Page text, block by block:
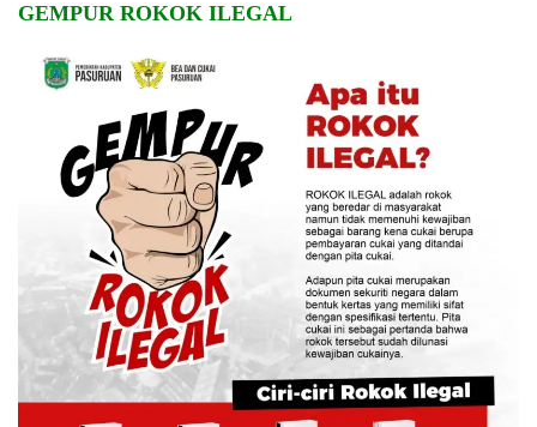
GEMPUR ROKOK ILEGAL